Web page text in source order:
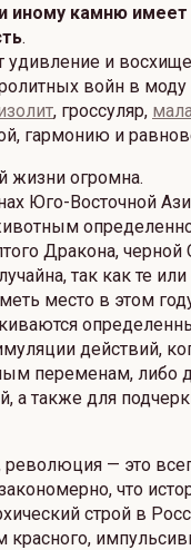
иному камню имеет
.
и
войн в моду
, гроссуляр,
гармонию и
жизни огромна.
Юго-Восточной
Дракона,
так как те
место в этом
действий,
переменам, либо
а также для
революция — это
что
строй в